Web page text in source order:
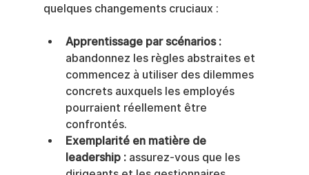
quelques changements cruciaux :
Apprentissage par scénarios :
abandonnez les règles abstraites et
commencez à utiliser des dilemmes
concrets auxquels les employés
pourraient réellement être
confrontés.
Exemplarité en matière de
leadership : assurez-vous que les